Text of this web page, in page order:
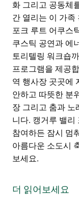
화 그리고 공동체
간 열리는 이 가족
포크 루트 어쿠스
쿠스틱 공연과 에
토리텔링 워크숍
프로그램을 제공
역 행사장 곳곳에
안하고 따뜻한 분
장 그리고 춤과 노
니다. 캥거루 밸리
참여하든 잠시 멈
아름다운 소도시
보세요.
배경으로 펼쳐지
더 읽어보세요